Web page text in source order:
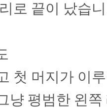
로 끝이 났습
첫 머지가 이
냥 평범한 왼